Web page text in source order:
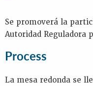
Se promoverá la
Autoridad Reguladora
Process
La mesa redonda se